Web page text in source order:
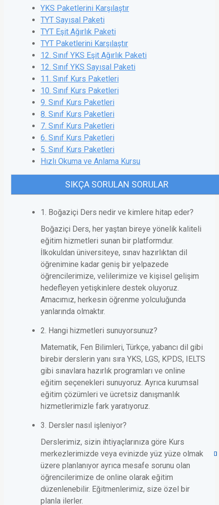
YKS Paketlerini Karşılaştır
TYT Sayısal Paketi
TYT Eşit Ağırlık Paketi
TYT Paketlerini Karşılaştır
12. Sınıf YKS Eşit Ağırlık Paketi
12. Sınıf YKS Sayısal Paketi
11. Sınıf Kurs Paketleri
10. Sınıf Kurs Paketleri
9. Sınıf Kurs Paketleri
8. Sınıf Kurs Paketleri
7. Sınıf Kurs Paketleri
6. Sınıf Kurs Paketleri
5. Sınıf Kurs Paketleri
Hızlı Okuma ve Anlama Kursu
SIKÇA SORULAN SORULAR
1. Boğaziçi Ders nedir ve kimlere hitap eder?
Boğaziçi Ders, her yaştan bireye yönelik kaliteli
eğitim hizmetleri sunan bir platformdur.
İlkokuldan üniversiteye, sınav hazırlıktan dil
öğrenimine kadar geniş bir yelpazede
öğrencilerimize, velilerimize ve kişisel gelişim
hedefleyen yetişkinlere destek oluyoruz.
Amacımız, herkesin öğrenme yolculuğunda
yanlarında olmaktır.
2. Hangi hizmetleri sunuyorsunuz?
Matematik, Fen Bilimleri, Türkçe, yabancı dil gibi
birebir derslerin yanı sıra YKS, LGS, KPDS, IELTS
gibi sınavlara hazırlık programları ve online
eğitim seçenekleri sunuyoruz. Ayrıca kurumsal
eğitim çözümleri ve ücretsiz danışmanlık
hizmetlerimizle fark yaratıyoruz.
3. Dersler nasıl işleniyor?
Derslerimiz, sizin ihtiyaçlarınıza göre Kurs
merkezlerimizde veya evinizde yüz yüze olmak
üzere planlanıyor ayrıca mesafe sorunu olan
öğrencilerimize de online olarak eğitim
düzenlenebilir. Eğitmenlerimiz, size özel bir
planla ilerler.